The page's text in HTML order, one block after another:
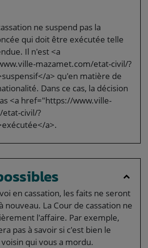
ne suspend pas la
qui doit être exécutée telle
Il n'est <a
mazamet.com/etat-civil/?
a> qu'en matière de
Dans ce cas, la décision
<a href="https://www.ville-
civil/?
a>.
en cassation, les faits ne seront
nouveau. La Cour de cassation ne
l'affaire. Par exemple,
pas à savoir si c'est bien le
qui vous a mordu.